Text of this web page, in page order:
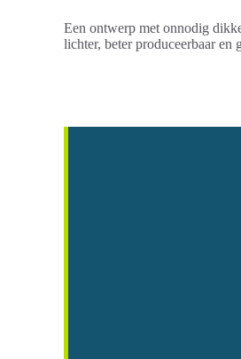
Een ontwerp met onnodig
lichter, beter produceerbaar en